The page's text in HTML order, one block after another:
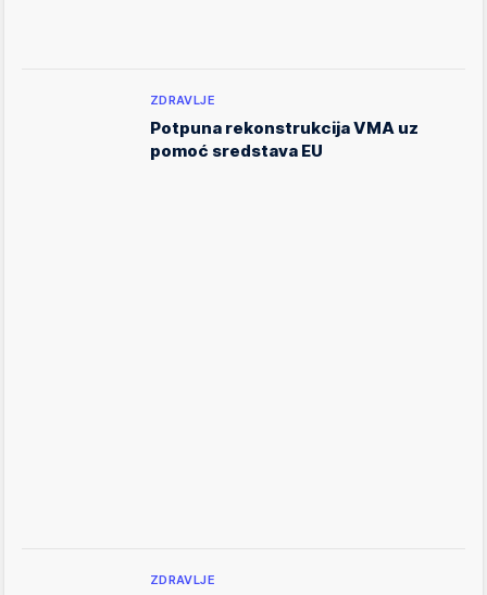
ZDRAVLJE
Potpuna rekonstrukcija VMA uz
pomoć sredstava EU
ZDRAVLJE